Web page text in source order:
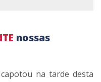
nossas
na tarde desta